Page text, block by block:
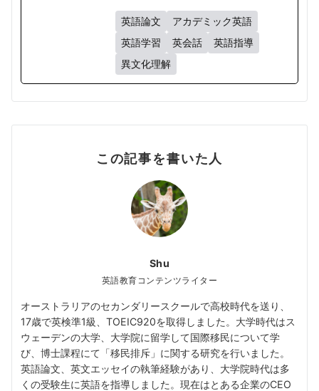
英語論文
アカデミック英語
英語学習
英会話
英語指導
異文化理解
この記事を書いた人
Shu
英語教育コンテンツライター
オーストラリアのセカンダリースクールで高校時代を送り、
17歳で英検準1級、TOEIC920を取得しました。大学時代はス
ウェーデンの大学、大学院に留学して国際移民について学
び、博士課程にて「移民排斥」に関する研究を行いました。
英語論文、英文エッセイの執筆経験があり、大学院時代は多
くの受験生に英語を指導しました。現在はとある企業のCEO